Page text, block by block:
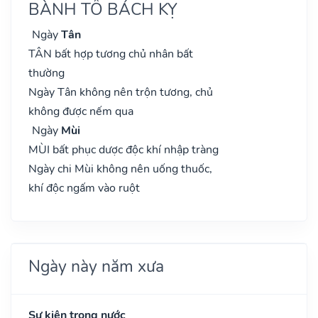
BÀNH TỔ BÁCH KỴ
NgàyTân
TÂN bất hợp tương chủ nhân bất
thường
Ngày Tân không nên trộn tương, chủ
không được nếm qua
Ngày Mùi
MÙI bất phục dược độc khí nhập tràng
Ngày chi Mùi không nên uống thuốc,
khí độc ngấm vào ruột
Ngày này năm xưa